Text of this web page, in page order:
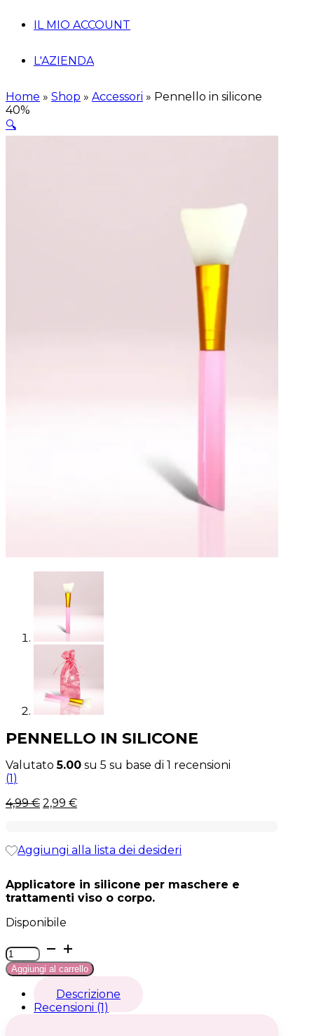
IL MIO ACCOUNT
L'AZIENDA
Home » Shop » Accessori » Pennello in silicone
40%
🔍
PENNELLO IN SILICONE
Valutato5.00 su 5 su base di 1 recensioni
(1)
Il
era:
4,99 €.
4,99€Il
è:
4,99 €.
2,99 €
Aggiungi alla lista dei desideri
Applicatore in silicone per maschere e
trattamenti viso o corpo.
Disponibile
Pennello
in
silicone
Aggiungi al carrello
Descrizione
Recensioni (1)